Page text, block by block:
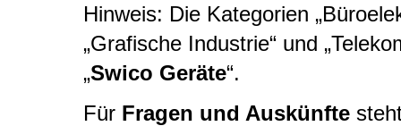
Hinweis: Die Kategorien
„Grafische Industrie“ und
„Swico Geräte“.
Für Fragen und Auskünfte